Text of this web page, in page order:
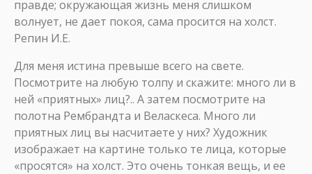
правде; окружающая жизнь меня слишком
волнует, не дает покоя, сама просится на холст.
Репин И.Е.
Для меня истина превыше всего на свете.
Посмотрите на любую толпу и скажите: много ли в
ней «приятных» лиц?.. А затем посмотрите на
полотна Рембрандта и Веласкеса. Много ли
приятных лиц вы насчитаете у них? Художник
изображает на картине только те лица, которые
«просятся» на холст. Это очень тонкая вещь, и ее